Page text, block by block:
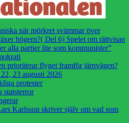
när mörkret svämmar över
högern?( Del 6) Spelet om rättvisan
alla partier lite som kommunister”
prioriterar flyget framför järnvägen?
23 augusti 2026
protester
statsterror
Karlsson skriver själv om vad som